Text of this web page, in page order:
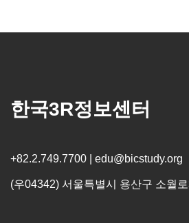
한국3R정보센터
+82.2.749.7700 | edu@bicstudy.org
(우04342) 서울특별시 용산구 소월